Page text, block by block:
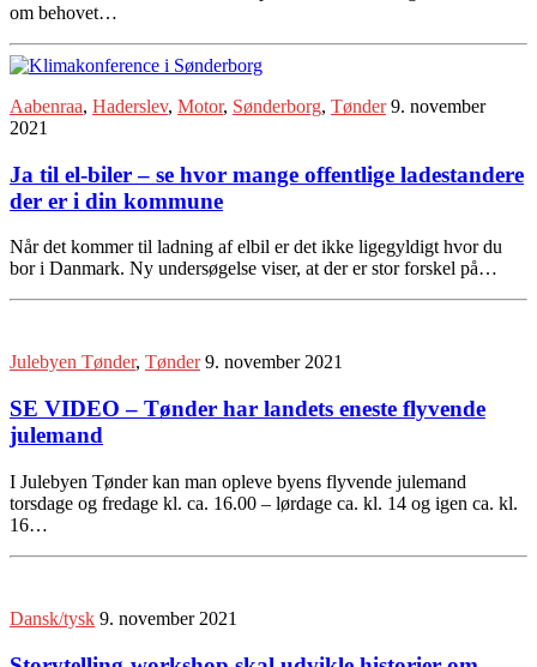
om behovet…
Aabenraa, Haderslev, Motor, Sønderborg, Tønder 9. november
2021
Ja til el-biler – se hvor mange offentlige ladestandere
der er i din kommune
Når det kommer til ladning af elbil er det ikke ligegyldigt hvor du
bor i Danmark. Ny undersøgelse viser, at der er stor forskel på…
Julebyen Tønder, Tønder 9. november 2021
SE VIDEO – Tønder har landets eneste flyvende
julemand
I Julebyen Tønder kan man opleve byens flyvende julemand
torsdage og fredage kl. ca. 16.00 – lørdage ca. kl. 14 og igen ca. kl.
16…
Dansk/tysk 9. november 2021